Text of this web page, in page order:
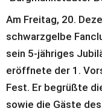
Am Freitag, 20.
schwarzgelbe
sein 5-jähriges
eröffnete der 1.
Fest. Er begrüßte
sowie die Gäste